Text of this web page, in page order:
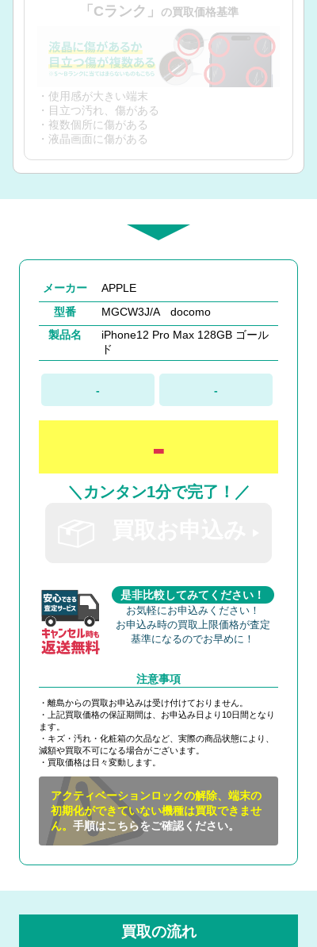
「Cランク」 の買取価格基準
・使用感が大きい端末
・目立つ汚れ、傷がある
・複数個所に傷がある
・液晶画面に傷がある
メーカー
APPLE
型番
MGCW3J/A docomo
製品名
iPhone12 Pro Max 128GB ゴール
ド
- -
-
＼カンタン1分で完了！／
是非比較してみてください！
お気軽にお申込みください！
お申込み時の買取上限価格が査定
基準になるのでお早めに！
注意事項
・離島からの買取お申込みは受け付けておりません。
・上記買取価格の保証期間は、お申込み日より10日間となり
ます。
・キズ・汚れ・化粧箱の欠品など、実際の商品状態により、
減額や買取不可になる場合がございます。
・買取価格は日々変動します。
アクティベーションロックの解除、端末の
初期化ができていない機種は買取できませ
ん。手順はこちらをご確認ください。
買取の流れ